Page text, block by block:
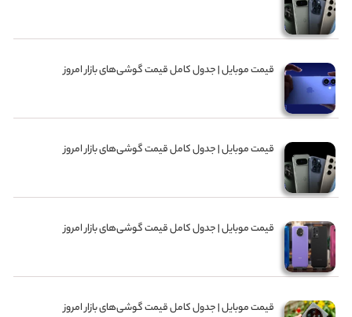
قیمت موبایل‌ | جدول کامل قیمت گوشی‌های بازار امروز
قیمت موبایل‌ | جدول کامل قیمت گوشی‌های بازار امروز
قیمت موبایل‌ | جدول کامل قیمت گوشی‌های بازار امروز
قیمت موبایل‌ | جدول کامل قیمت گوشی‌های بازار امروز